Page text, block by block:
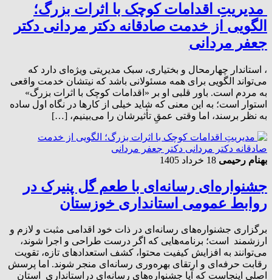
مدیریتِ اقدامات کوچک با اثرات بزرگ؛
الگویی از خدمت صادقانه دکتر مردانی دکتر
جعفر مردانی
، استاندار چهارمحال و بختیاری، سبک مدیریتی ویژه‌ای دارد که
می‌تواند الگویی برای همه مسئولانی باشد که نیتشان خدمت واقعی
به مردم است. باور قلبی او بر «اقدامات کوچک با اثرات بزرگ»
استوار است؛ به این معنی که شاید خیلی از کارها در نگاه اول ساده
به نظر برسند، اما وقتی عمقِ تأثیرشان را می‌بینیم، […]
بهنام رحیمی
جشنواره‌ای رسانه‌ای با طعم گل پنیرک در
روابط عمومی استانداری خوزستان
برگزاری جشنواره‌های رسانه‌ای در ذات خود اقدامی مثبت و لازم و
ارزشمند است؛ برنامه‌هایی که اگر درست طراحی و اجرا شوند،
می‌توانند به افزایش کیفیت محتوا، کشف استعدادهای تازه، تقویت
رقابت حرفه‌ای و ارتقای بهره‌وری رسانه‌ای منجر شوند. اما پرسش
اصلی اینجاست که آیا جشنواره‌های رسانه‌ای دراستانداری استان